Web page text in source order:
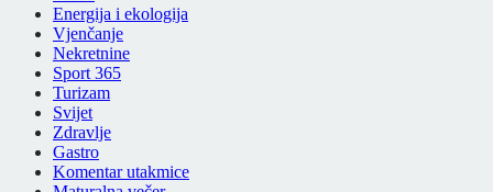
Energija i ekologija
Vjenčanje
Nekretnine
Sport 365
Turizam
Svijet
Zdravlje
Gastro
Komentar utakmice